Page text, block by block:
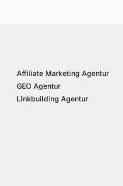
Affiliate Marketing Agentur
GEO Agentur
Linkbuilding Agentur